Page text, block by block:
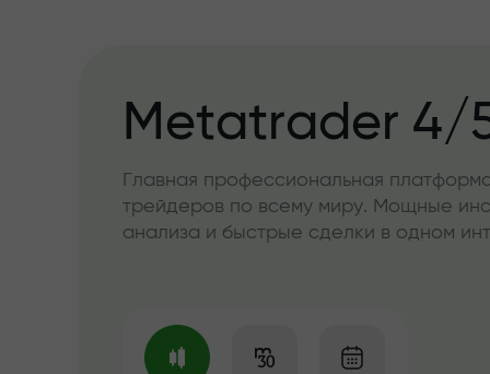
Metatrader 4/
Главная профессиональная
трейдеров по всему миру. Мощные
анализа и быстрые сделки в одном